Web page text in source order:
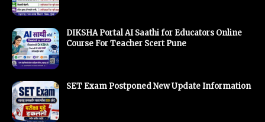
DIKSHA Portal AI Saathi for Educators Online
Course For Teacher Scert Pune
SET Exam Postponed New Update Information